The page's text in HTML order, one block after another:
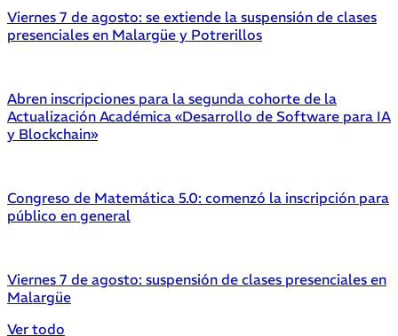
Viernes 7 de agosto: se extiende la suspensión de clases
presenciales en Malargüe y Potrerillos
Abren inscripciones para la segunda cohorte de la
Actualización Académica «Desarrollo de Software para IA
y Blockchain»
Congreso de Matemática 5.0: comenzó la inscripción para
público en general
Viernes 7 de agosto: suspensión de clases presenciales en
Malargüe
Ver todo